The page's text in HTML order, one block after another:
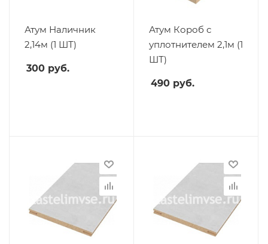
Атум Наличник
2,14м (1 ШТ)
300 руб.
Атум Короб с
уплотнителем 2,1м (1
ШТ)
490 руб.